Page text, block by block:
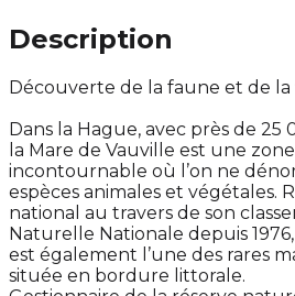
Description
Découverte de la faune et de la
Dans la Hague, avec près de 25
la Mare de Vauville est une
incontournable où l’on ne
espèces animales et végétales.
national au travers de son
Naturelle Nationale depuis
est également l’une des rares
située en bordure littorale.